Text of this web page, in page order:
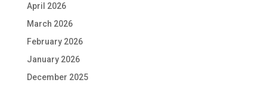
April 2026
March 2026
February 2026
January 2026
December 2025